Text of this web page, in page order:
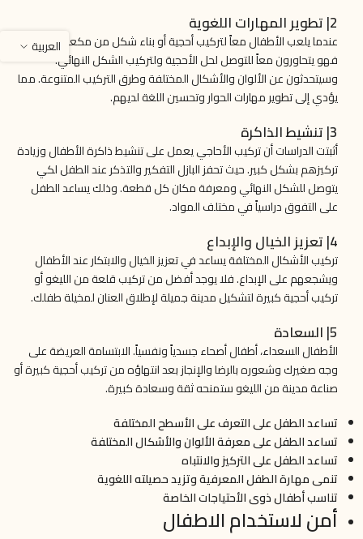
2| تطوير المهارات اللغوية
عندما يلعب الأطفال معاً لتركيب أحجية أو بناء شكل من مكعبات الليغو،
فهو يتحاورون معاً للتوصل لحل الأحجية ولتركيب الشكل النهائي.
وسيتحدثون عن الألوان والأشكال المختلفة وطرق التركيب المتنوعة. مما
يؤدي إلى تطوير مهارات الحوار وتحسين اللغة لديهم.
3| تنشيط الذاكرة
أثبتت الدراسات أن تركيب الأحاجي يعمل على تنشيط ذاكرة الأطفال وزيادة
تركيزهم بشكل كبير. حيث تحفز البازل التفكير والتذكر عند الطفل لكي
يتوصل للشكل النهائي ومعرفة مكان كل قطعة. وذلك يساعد الطفل
على التفوق دراسياً في مختلف المواد.
4| تعزيز الخيال والإبداع
تركيب الأشكال المختلفة يساعد في تعزيز الخيال والابتكار عند الأطفال
ويشجعهم على الإبداع. فلا يوجد أفضل من تركيب قلعة من الليغو أو
تركيب أحجية كبيرة لتشكيل مدينة جميلة لإطلاق العنان لمخيلة طفلك.
5| السعادة
الأطفال السعداء، أطفال أصحاء جسدياً ونفسياً. الابتسامة العريضة على
وجه صغيرك وشعوره بالرضا والإنجاز بعد انتهاؤه من تركيب أحجية كبيرة أو
صناعة مدينة من الليغو ستمنحه ثقة وسعادة كبيرة.
تساعد الطفل على التعرف على الأسطح المختلفة
تساعد الطفل على معرفة الألوان والأشكال المختلفة
تساعد الطفل على التركيز والانتباه
تنمى مهارة الطفل المعرفية وتزيد حصيلته اللغوية
تناسب أطفال ذوى الأحتياجات الخاصة
أمن لاستخدام الاطفال
العربية